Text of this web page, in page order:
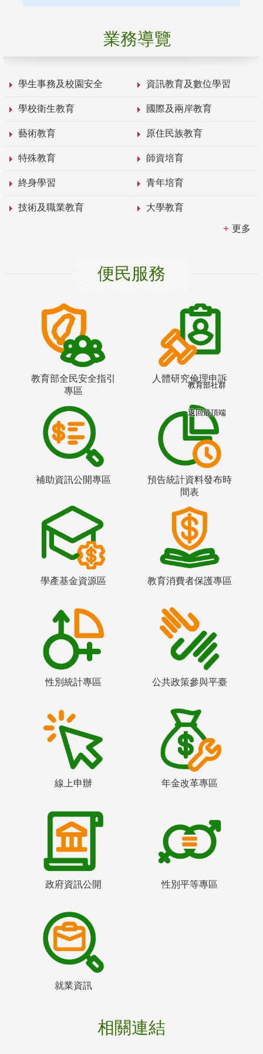
業務導覽
學生事務及校園安全 資訊教育及數位學習
學校衛生教育 國際及兩岸教育
藝術教育 原住民族教育
特殊教育 師資培育
終身學習 青年培育
技術及職業教育 大學教育
更多
便民服務
教育部全民安全指引
專區
人體研究倫理申訴
補助資訊公開專區
預告統計資料發布時
間表
學產基金資源區 教育消費者保護專區
性別統計專區 公共政策參與平臺
線上申辦 年金改革專區
政府資訊公開 性別平等專區
就業資訊
相關連結
教育部社群
返回最頂端